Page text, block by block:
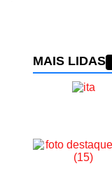
MAIS LIDAS